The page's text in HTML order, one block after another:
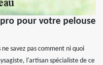
pour votre pelouse
ne savez pas comment ni quoi
l'artisan spécialiste de ce